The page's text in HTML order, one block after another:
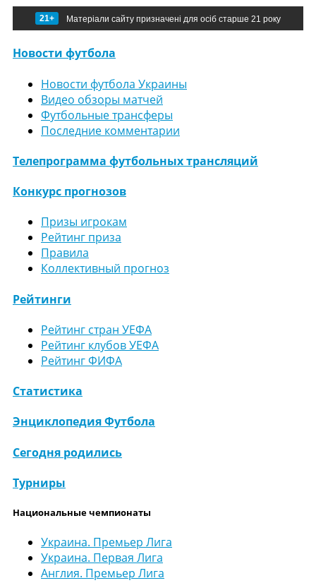
21+ Матеріали сайту призначені для осіб старше 21 року
Новости футбола
Новости футбола Украины
Видео обзоры матчей
Футбольные трансферы
Последние комментарии
Телепрограмма футбольных трансляций
Конкурс прогнозов
Призы игрокам
Рейтинг приза
Правила
Коллективный прогноз
Рейтинги
Рейтинг стран УЕФА
Рейтинг клубов УЕФА
Рейтинг ФИФА
Статистика
Энциклопедия Футбола
Сегодня родились
Турниры
Национальные чемпионаты
Украина. Премьер Лига
Украина. Первая Лига
Англия. Премьер Лига